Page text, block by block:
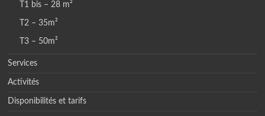
T1 bis – 28 m²
T2 – 35m²
T3 – 50m²
Services
Activités
Disponibilités et tarifs